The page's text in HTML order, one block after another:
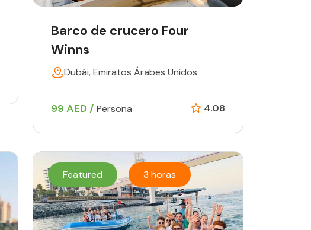
Barco de crucero Four
Winns
Dubái, Emiratos Árabes Unidos
99 AED / Persona 4.08
Featured 3 horas